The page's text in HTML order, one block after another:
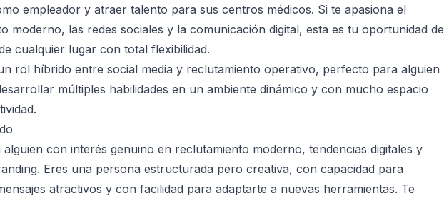
empleador y atraer talento para sus centros médicos. Si te apasiona el
moderno, las redes sociales y la comunicación digital, esta es tu oportunidad de
cualquier lugar con total flexibilidad.
rol híbrido entre social media y reclutamiento operativo, perfecto para alguien
múltiples habilidades en un ambiente dinámico y con mucho espacio
alguien con interés genuino en reclutamiento moderno, tendencias digitales y
Eres una persona estructurada pero creativa, con capacidad para
atractivos y con facilidad para adaptarte a nuevas herramientas. Te